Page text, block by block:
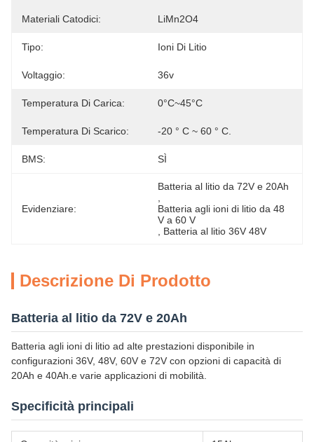
Materiali Catodici: LiMn2O4
Tipo: Ioni Di Litio
Voltaggio: 36v
Temperatura Di Carica: 0°C~45°C
Temperatura Di Scarico: -20 ° C ~ 60 ° C.
BMS: SÌ
Evidenziare:
Batteria al litio da 72V e 20Ah
Batteria agli ioni di litio da 48
V a 60 V
Batteria al litio 36V 48V
Descrizione Di Prodotto
Batteria al litio da 72V e 20Ah
Batteria agli ioni di litio ad alte prestazioni disponibile in
configurazioni 36V, 48V, 60V e 72V con opzioni di capacità di
20Ah e 40Ah.e varie applicazioni di mobilità.
Specificità principali